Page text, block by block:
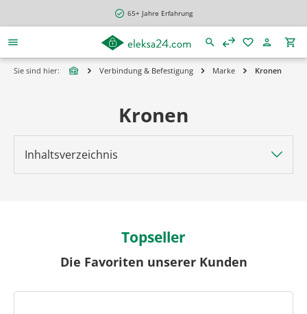
65+ Jahre Erfahrung
Sie sind hier: Verbindung & Befestigung Marke Kronen
Inhaltsverzeichnis
Kronen
Topseller
Die Favoriten unserer Kunden